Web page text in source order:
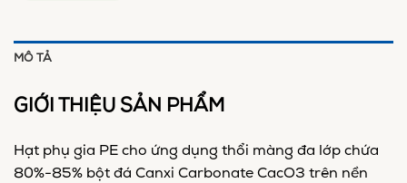
MÔ TẢ
GIỚI THIỆU SẢN PHẨM
Hạt phụ gia PE cho ứng dụng thổi màng đa lớp chứa
80%-85% bột đá Canxi Carbonate CacO3 trên nền